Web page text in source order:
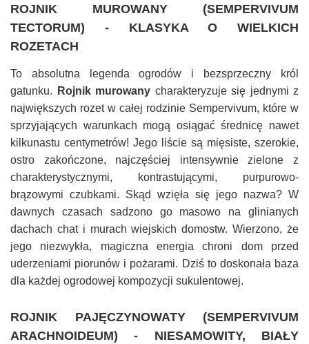
ROJNIK MUROWANY (SEMPERVIVUM
TECTORUM) - KLASYKA O WIELKICH
ROZETACH
To absolutna legenda ogrodów i bezsprzeczny król
gatunku.
Rojnik murowany charakteryzuje się jednymi z
największych rozet w całej rodzinie Sempervivum, które w
sprzyjających warunkach mogą osiągać średnicę nawet
kilkunastu centymetrów! Jego liście są mięsiste, szerokie,
ostro zakończone, najczęściej intensywnie zielone z
charakterystycznymi, kontrastującymi, purpurowo-
brązowymi czubkami. Skąd wzięła się jego nazwa? W
dawnych czasach sadzono go masowo na glinianych
dachach chat i murach wiejskich domostw. Wierzono, że
jego niezwykła, magiczna energia chroni dom przed
uderzeniami piorunów i pożarami. Dziś to doskonała baza
dla każdej ogrodowej kompozycji sukulentowej.
ROJNIK PAJĘCZYNOWATY (SEMPERVIVUM
ARACHNOIDEUM) - NIESAMOWITY, BIAŁY